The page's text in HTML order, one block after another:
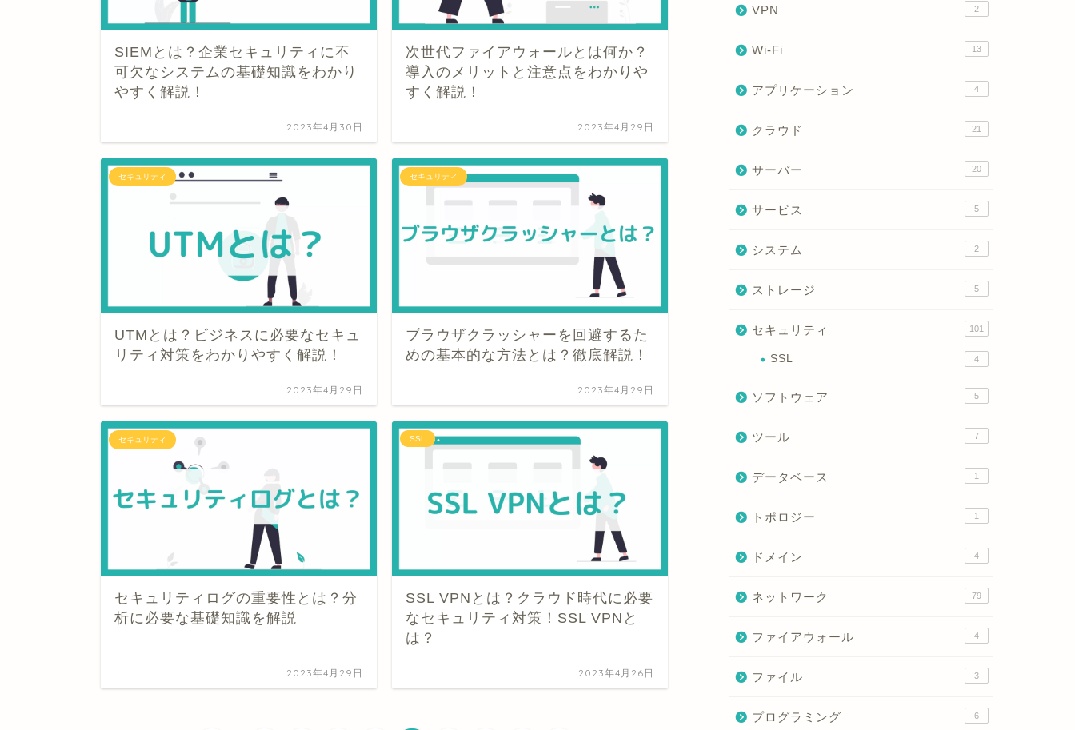
SIEMとは？企業セキュリティに不
可欠なシステムの基礎知識をわかり
やすく解説！
2023年4月30日
次世代ファイアウォールとは何か？
導入のメリットと注意点をわかりや
すく解説！
2023年4月29日
セキュリティ
UTMとは？ビジネスに必要なセキュ
リティ対策をわかりやすく解説！
2023年4月29日
セキュリティ
ブラウザクラッシャーを回避するた
めの基本的な方法とは？徹底解説！
2023年4月29日
セキュリティ
セキュリティログの重要性とは？分
析に必要な基礎知識を解説
2023年4月29日
SSL
SSL VPNとは？クラウド時代に必要
なセキュリティ対策！SSL VPNと
は？
2023年4月26日
ネイティブVLANとは？仕組みから
底解説！
ネットワーク
役立つ仕組みとメリットを徹底解
の仕組みまで初心者向けに完全解
VPN 2
Wi-Fi 13
アプリケーション 4
クラウド 21
サーバー 20
サービス 5
システム 2
ストレージ 5
セキュリティ 101
SSL 4
ソフトウェア 5
ツール 7
データベース 1
トポロジー 1
ドメイン 4
ネットワーク 79
ファイアウォール 4
ファイル 3
プログラミング 6